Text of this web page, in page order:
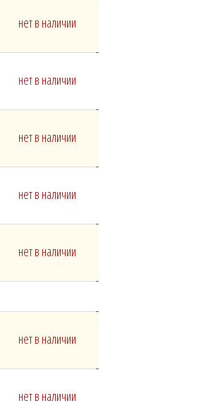
нет в наличии
нет в наличии
нет в наличии
нет в наличии
нет в наличии
нет в наличии
нет в наличии